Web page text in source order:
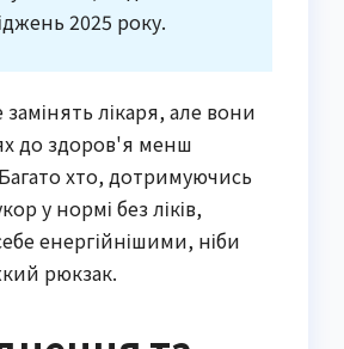
2025 року.
лікаря, але вони
до здоров'я менш
хто, дотримуючись
у нормі без ліків,
енергійнішими, ніби
рюкзак.